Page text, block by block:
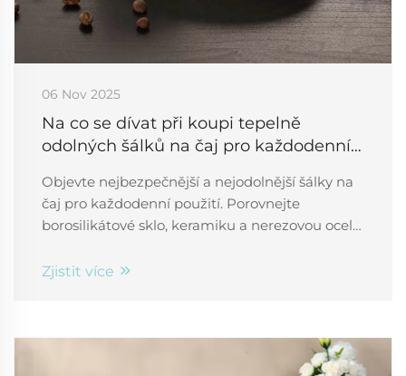
06 Nov 2025
Na co se dívat při koupi tepelně
odolných šálků na čaj pro každodenní
Objevte nejbezpečnější a nejodolnější šálky na
čaj pro každodenní použití. Porovnejte
borosilikátové sklo, keramiku a nerezovou ocel z
izolace a neškodnosti. Udělejte správnou volbu
Zjistit více